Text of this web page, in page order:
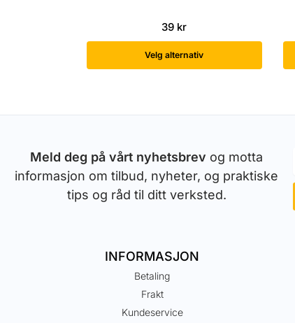
39 kr
Velg alternativ
Meld deg på vårt nyhetsbrev og motta
informasjon om tilbud, nyheter, og praktiske
tips og råd til ditt verksted.
INFORMASJON
Betaling
Frakt
Kundeservice